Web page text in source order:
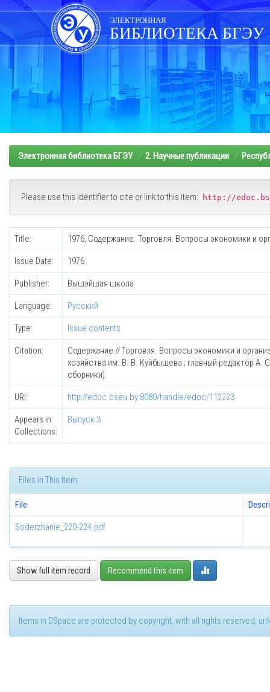
Skip
navigation
ЭЛЕКТРОННАЯ
БИБЛИОТЕКА БГЭУ
Электронная библиотека БГЭУ 2. Научные публикации
Please use this identifier to cite or link to this item: http://
Title: 1976, Содержание. Торговля. Вопросы экономики и
Issue Date: 1976
Publisher: Вышэйшая школа
Language: Русский
Type: Issue contents
Citation:
Содержание // Торговля. Вопросы экономики и
хозяйства им. В. В. Куйбышева ; главный редактор
сборники).
URI: http://edoc.bseu.by:8080/handle/edoc/112223
Appears in
Collections:
Выпуск 3
Files in This Item:
File
Soderzhanie_220-224.pdf
Show full item record Recommend this item
Items in DSpace are protected by copyright, with all rights reserved,